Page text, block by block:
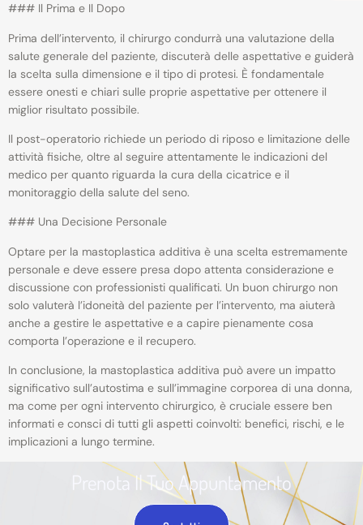
### Il Prima e Il Dopo
Prima dell’intervento, il chirurgo condurrà una valutazione della
salute generale del paziente, discuterà delle aspettative e guiderà
la scelta sulla dimensione e il tipo di protesi. È fondamentale
essere onesti e chiari sulle proprie aspettative per ottenere il
miglior risultato possibile.
Il post-operatorio richiede un periodo di riposo e limitazione delle
attività fisiche, oltre al seguire attentamente le indicazioni del
medico per quanto riguarda la cura della cicatrice e il
monitoraggio della salute del seno.
### Una Decisione Personale
Optare per la mastoplastica additiva è una scelta estremamente
personale e deve essere presa dopo attenta considerazione e
discussione con professionisti qualificati. Un buon chirurgo non
solo valuterà l’idoneità del paziente per l’intervento, ma aiuterà
anche a gestire le aspettative e a capire pienamente cosa
comporta l’operazione e il recupero.
In conclusione, la mastoplastica additiva può avere un impatto
significativo sull’autostima e sull’immagine corporea di una donna,
ma come per ogni intervento chirurgico, è cruciale essere ben
informati e consci di tutti gli aspetti coinvolti: benefici, rischi, e le
implicazioni a lungo termine.
Prenota Il Tuo Appuntamento